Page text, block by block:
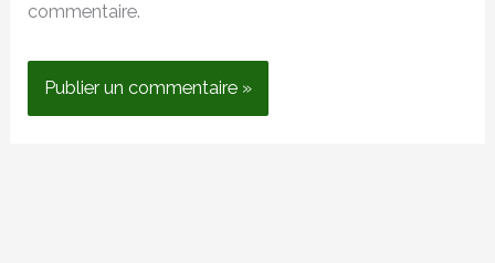
commentaire.